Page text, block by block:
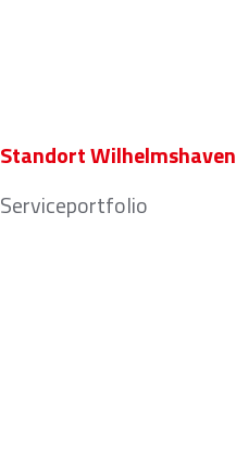
Standort Wilhelmshaven
Serviceportfolio